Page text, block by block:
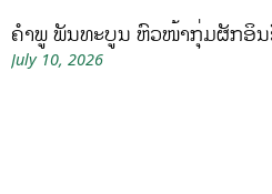
ຄໍາພູ ພັນທະບູນ ຫົວໜ້າກຸ່ມຜັກອິ
July 10, 2026